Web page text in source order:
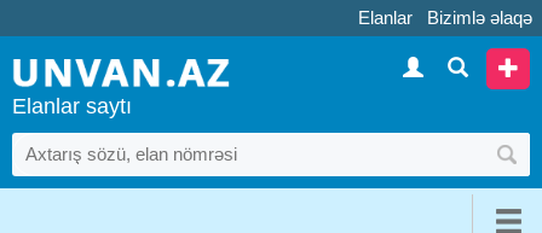
Elanlar Bizimlə əlaqə
Elanlar saytı